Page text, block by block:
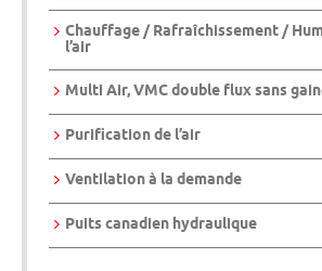
Chauffage / Rafraîchissement /
l’air
Multi Air, VMC double flux sans
Purification de l’air
Ventilation à la demande
Puits canadien hydraulique